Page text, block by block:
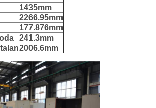
1435mm
2266.95mm
177.876mm
241.3mm
2006.6mm